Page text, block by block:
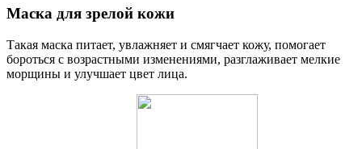
Маска для зрелой кожи
Такая маска питает, увлажняет и смягчает кожу, помогает
бороться с возрастными изменениями, разглаживает мелкие
морщины и улучшает цвет лица.